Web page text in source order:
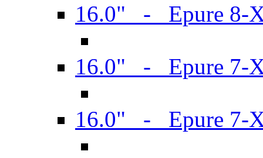
16.0" - Epure 8-
16.0" - Epure 7-
16.0" - Epure 7-